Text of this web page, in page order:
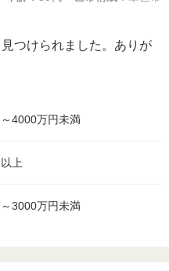
つけられました。ありが
4000万円未満
上
3000万円未満